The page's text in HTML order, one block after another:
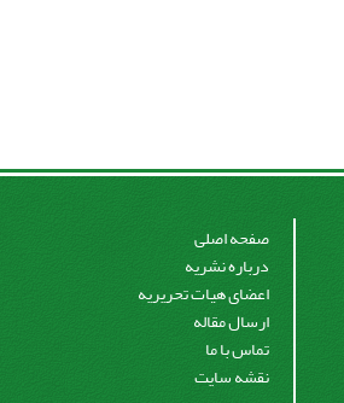
صفحه اصلی
درباره نشریه
اعضای هیات تحریریه
ارسال مقاله
تماس با ما
نقشه سایت